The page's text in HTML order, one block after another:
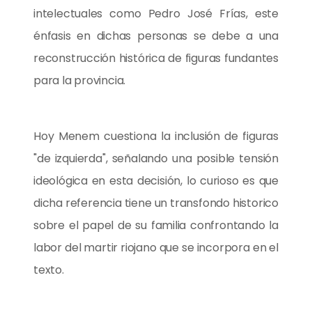
intelectuales como Pedro José Frías, este
énfasis en dichas personas se debe a una
reconstrucción histórica de figuras fundantes
para la provincia.
Hoy Menem cuestiona la inclusión de figuras
"de izquierda", señalando una posible tensión
ideológica en esta decisión, lo curioso es que
dicha referencia tiene un transfondo historico
sobre el papel de su familia confrontando la
labor del martir riojano que se incorpora en el
texto.